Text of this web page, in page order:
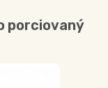
porciovaný